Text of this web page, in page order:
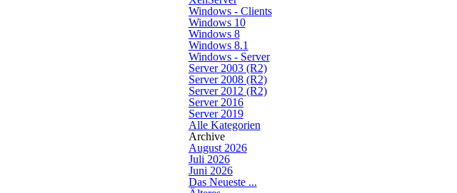
Windows - Clients
Windows 10
Windows 8
Windows 8.1
Windows - Server
Server 2003 (R2)
Server 2008 (R2)
Server 2012 (R2)
Server 2016
Server 2019
Alle Kategorien
Archive
August 2026
Juli 2026
Juni 2026
Das Neueste ...